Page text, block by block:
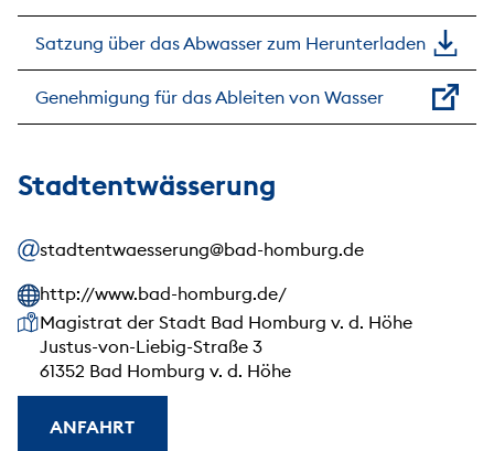
Satzung über das Abwasser zum Herunterladen
Genehmigung für das Ableiten von Wasser
Stadtentwässerung
stadtentwaesserung@bad-homburg.de
http://www.bad-homburg.de/
Unsere Anschrift
Magistrat der Stadt Bad Homburg v. d. Höhe
Justus-von-Liebig-Straße 3
61352 Bad Homburg v. d. Höhe
ANFAHRT